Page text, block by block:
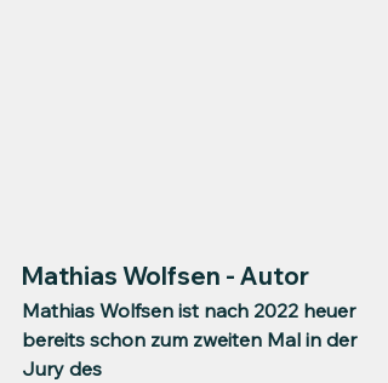
Mathias Wolfsen - Autor
Mathias Wolfsen ist nach 2022 heuer
bereits schon zum zweiten Mal in der
Jury des